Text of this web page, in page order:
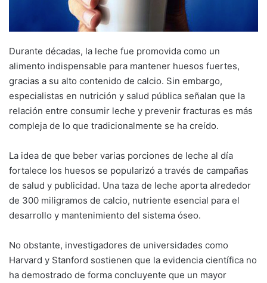
Durante décadas, la leche fue promovida como un
alimento indispensable para mantener huesos fuertes,
gracias a su alto contenido de calcio. Sin embargo,
especialistas en nutrición y salud pública señalan que la
relación entre consumir leche y prevenir fracturas es más
compleja de lo que tradicionalmente se ha creído.
La idea de que beber varias porciones de leche al día
fortalece los huesos se popularizó a través de campañas
de salud y publicidad. Una taza de leche aporta alrededor
de 300 miligramos de calcio, nutriente esencial para el
desarrollo y mantenimiento del sistema óseo.
No obstante, investigadores de universidades como
Harvard y Stanford sostienen que la evidencia científica no
ha demostrado de forma concluyente que un mayor